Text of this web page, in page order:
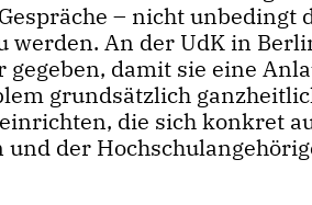
– nicht unbedingt
werden. An der UdK in
damit sie eine
grundsätzlich
die sich konkret
der